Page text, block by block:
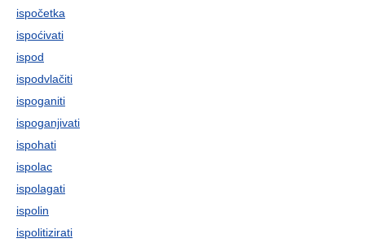
ispočetka
ispoćivati
ispod
ispodvlačiti
ispoganiti
ispoganjivati
ispohati
ispolac
ispolagati
ispolin
ispolitizirati